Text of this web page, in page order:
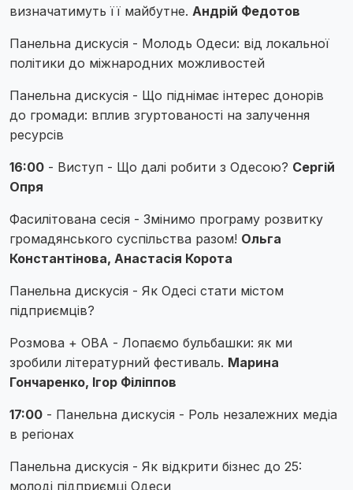
визначатимуть її майбутне. Андрій Федотов
Панельна дискусія - Молодь Одеси: від локальної
політики до міжнародних можливостей
Панельна дискусія - Що піднімає інтерес донорів
до громади: вплив згуртованості на залучення
ресурсів
16:00 - Виступ - Що далі робити з Одесою? Сергій
Опря
Фасилітована сесія - Змінимо програму розвитку
громадянського суспільства разом! Ольга
Константінова, Анастасія Корота
Панельна дискусія - Як Одесі стати містом
підприємців?
Розмова + ОВА - Лопаємо бульбашки: як ми
зробили літературний фестиваль. Марина
Гончаренко, Ігор Філіппов
17:00 - Панельна дискусія - Роль незалежних медіа
в регіонах
Панельна дискусія - Як відкрити бізнес до 25:
молоді підприємці Одеси